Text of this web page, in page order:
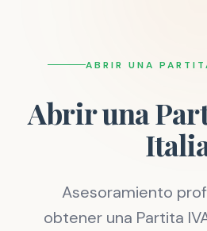
ABRIR UNA
Abrir una
Asesoramiento
obtener una Partita